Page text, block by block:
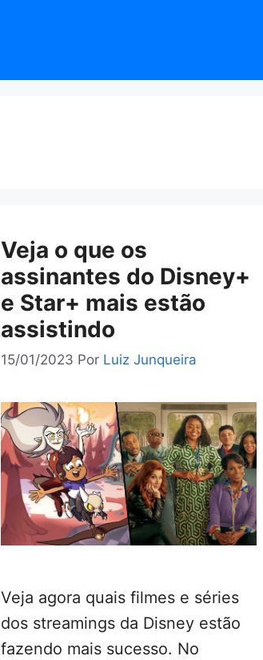
Veja o que os
assinantes do Disney+
e Star+ mais estão
assistindo
15/01/2023 Por Luiz Junqueira
Veja agora quais filmes e séries
dos streamings da Disney estão
fazendo mais sucesso. No